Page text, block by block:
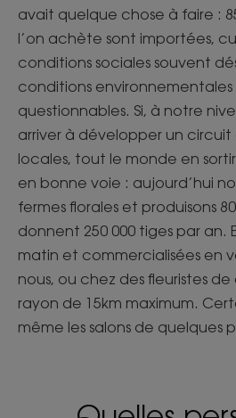
avait quelque chose à faire :
l’on achète sont importées,
conditions sociales souvent
conditions environnementales
questionnables. Si, à notre
arriver à développer un circuit
locales, tout le monde en
en bonne voie : aujourd’hui
fermes florales et produisons
donnent 250 000 tiges par an.
matin et commercialisées en
nous, ou chez des fleuristes
rayon de 15km maximum.
même les salons de quelques